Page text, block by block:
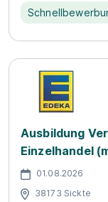
Ausbildung
Einzelhandel
01.08.2026
38173 Sickte